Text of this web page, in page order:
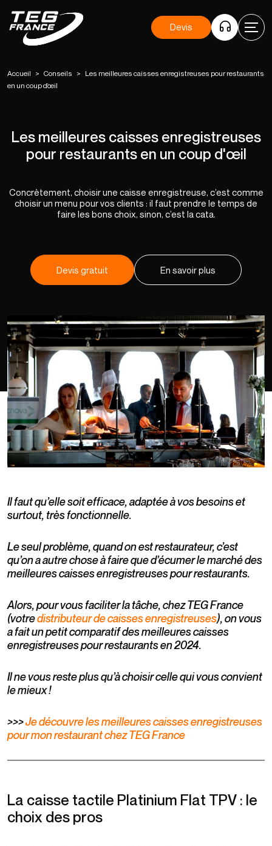
Devis
Accueil > Conseils > Les meilleures caisses enregistreuses pour restaurants
en un coup d’œil
Les meilleures caisses enregistreuses
pour restaurants en un coup d'œil
Concrètement, choisir une caisse enregistreuse, c’est comme
choisir un menu pour vos clients : il faut prendre le temps de
faire les bons choix, sinon, c’est la cata.
Devis gratuit En savoir plus
Il faut qu’elle soit efficace, adaptée à vos besoins et
surtout, très fonctionnelle.
Le seul problème, quand on est restaurateur, c’est
qu’on a autre chose à faire que d’écumer le marché des
meilleures caisses enregistreuses pour restaurants.
Alors, pour vous faciliter la tâche, chez TEG France
(votredistributeur de caisses enregistreuses), on vous
a fait un petit comparatif des meilleures caisses
enregistreuses pour restaurants en 2024.
Il ne vous reste plus qu’à choisir celle qui vous convient
le mieux !
>>>Je découvre les meilleures caisses enregistreuses
pour mon restaurant chez TEG France
La caisse tactile Platinium Flat TPV : le
choix des pros